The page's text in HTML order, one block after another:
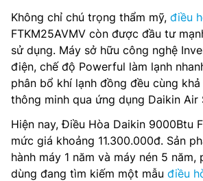
Không chỉ chú trọng thẩm mỹ, điều
FTKM25AVMV còn được đầu tư
sử dụng. Máy sở hữu công nghệ
điện, chế độ Powerful làm lạnh
phân bổ khí lạnh đồng đều cùng
thông minh qua ứng dụng Daikin Air
Hiện nay, Điều Hòa Daikin 9000Btu
mức giá khoảng 11.300.000đ. Sản
hành máy 1 năm và máy nén 5
dùng đang tìm kiếm một mẫu điều